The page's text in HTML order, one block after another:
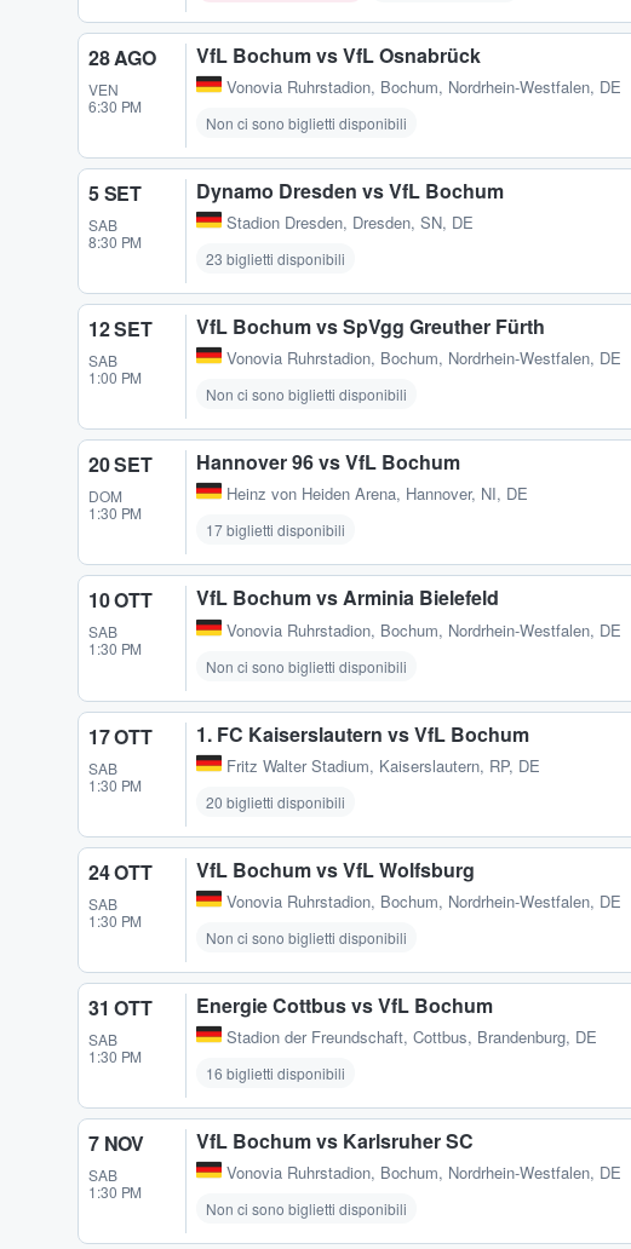
28 AGO
VEN
6:30 PM
VfL Bochum vs VfL Osnabrück
Vonovia Ruhrstadion, Bochum, Nordrhein-Westfalen, DE
Non ci sono biglietti disponibili
5 SET
SAB
8:30 PM
Dynamo Dresden vs VfL Bochum
Stadion Dresden, Dresden, SN, DE
23 biglietti disponibili
12 SET
SAB
1:00 PM
VfL Bochum vs SpVgg Greuther Fürth
Vonovia Ruhrstadion, Bochum, Nordrhein-Westfalen, DE
Non ci sono biglietti disponibili
20 SET
DOM
1:30 PM
Hannover 96 vs VfL Bochum
Heinz von Heiden Arena, Hannover, NI, DE
17 biglietti disponibili
10 OTT
SAB
1:30 PM
VfL Bochum vs Arminia Bielefeld
Vonovia Ruhrstadion, Bochum, Nordrhein-Westfalen, DE
Non ci sono biglietti disponibili
17 OTT
SAB
1:30 PM
1. FC Kaiserslautern vs VfL Bochum
Fritz Walter Stadium, Kaiserslautern, RP, DE
20 biglietti disponibili
24 OTT
SAB
1:30 PM
VfL Bochum vs VfL Wolfsburg
Vonovia Ruhrstadion, Bochum, Nordrhein-Westfalen, DE
Non ci sono biglietti disponibili
31 OTT
SAB
1:30 PM
Energie Cottbus vs VfL Bochum
Stadion der Freundschaft, Cottbus, Brandenburg, DE
16 biglietti disponibili
7 NOV
SAB
1:30 PM
VfL Bochum vs Karlsruher SC
Vonovia Ruhrstadion, Bochum, Nordrhein-Westfalen, DE
Non ci sono biglietti disponibili